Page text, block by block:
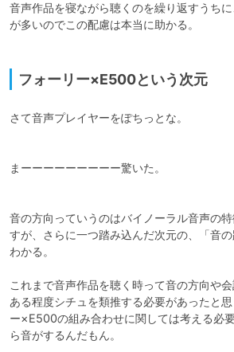
音声作品を寝ながら聴くのを繰り返すうち
が多いのでこの配慮は本当に助かる。
フォーリー×E500という次元
さて音声プレイヤーをぽちっとな。
まーーーーーーーーー驚いた。
音の方向っていうのはバイノーラル音声の
すが、さらに一つ踏み込んだ次元の、「音
わかる。
これまで音声作品を聴く時って音の方向や
ある程度シチュを類推する必要があったと
ー×E500の組み合わせに関しては考える必
ら音がするんだもん。